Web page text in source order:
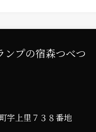
ンプの宿森つべつ
字上里７３８番地